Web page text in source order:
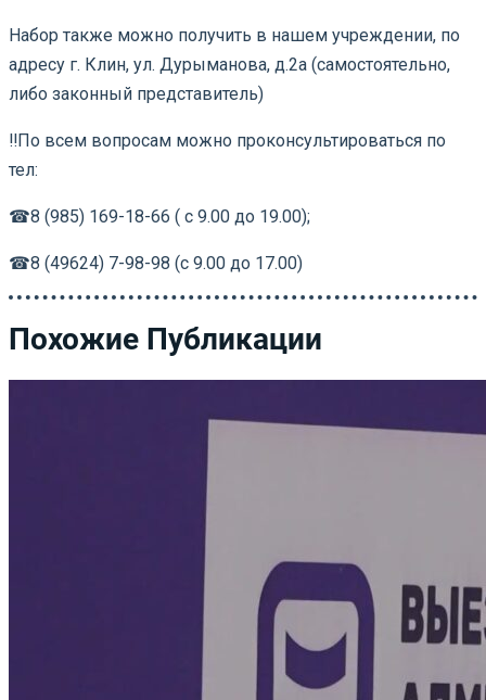
Набор также можно получить в нашем учреждении, по
адресу г. Клин, ул. Дурыманова, д.2а (самостоятельно,
либо законный представитель)
‼По всем вопросам можно проконсультироваться по
тел:
☎8 (985) 169-18-66 ( с 9.00 до 19.00);
☎8 (49624) 7-98-98 (с 9.00 до 17.00)
Похожие Публикации